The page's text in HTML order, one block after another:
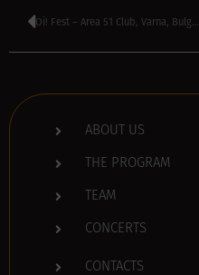
Oi! Fest – Area 51 Club, Varna, Bulgaria
ABOUT US
THE PROGRAM
TEAM
CONCERTS
CONTACTS